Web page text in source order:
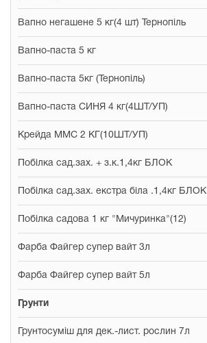
Вапно негашене 5 кг(4 шт) Тернопіль
Вапно-паста 5 кг
Вапно-паста 5кг (Тернопіль)
Вапно-паста СИНЯ 4 кг(4ШТ/УП)
Крейда ММС 2 КГ(10ШТ/УП)
Побілка сад.зах. + з.к.1,4кг БЛОК
Побілка сад.зах. екстра біла .1,4кг БЛОК
Побілка садова 1 кг "Мичуринка"(12)
Фарба Файгер супер вайт 3л
Фарба Файгер супер вайт 5л
Грунти
Грунтосуміш для дек.-лист. рослин 7л